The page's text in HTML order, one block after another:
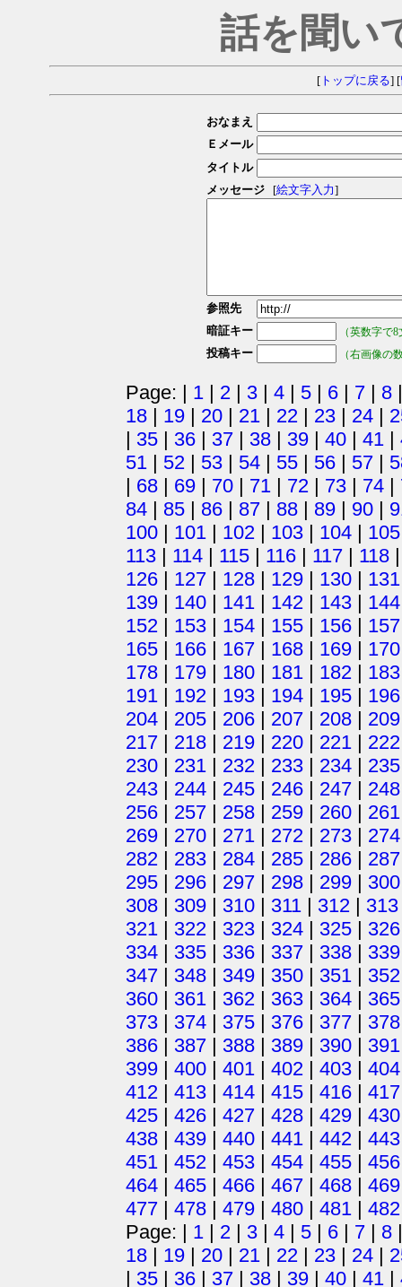
話を聞い
[トップに戻る] [
おなまえ
Ｅメール
タイトル
メッセージ
[絵文字入力]
参照先
暗証キー
（英数字で
投稿キー （右画像の
Page: | 1 | 2 | 3 | 4 | 5 | 6 | 7 | 8
18 | 19 | 20 | 21 | 22 | 23 | 24 |
| 35 | 36 | 37 | 38 | 39 | 40 | 41 |
51 | 52 | 53 | 54 | 55 | 56 | 57 |
| 68 | 69 | 70 | 71 | 72 | 73 | 74 |
84 | 85 | 86 | 87 | 88 | 89 | 90 |
100 | 101 | 102 | 103 | 104 | 105
113 | 114 | 115 | 116 | 117 | 118
126 | 127 | 128 | 129 | 130 | 131
139 | 140 | 141 | 142 | 143 | 144
152 | 153 | 154 | 155 | 156 | 157
165 | 166 | 167 | 168 | 169 | 170
178 | 179 | 180 | 181 | 182 | 183
191 | 192 | 193 | 194 | 195 | 196
204 | 205 | 206 | 207 | 208 | 209
217 | 218 | 219 | 220 | 221 | 222
230 | 231 | 232 | 233 | 234 | 235
243 | 244 | 245 | 246 | 247 | 248
256 | 257 | 258 | 259 | 260 | 261
269 | 270 | 271 | 272 | 273 | 274
282 | 283 | 284 | 285 | 286 | 287
295 | 296 | 297 | 298 | 299 | 300
308 | 309 | 310 | 311 | 312 | 313
321 | 322 | 323 | 324 | 325 | 326
334 | 335 | 336 | 337 | 338 | 339
347 | 348 | 349 | 350 | 351 | 352
360 | 361 | 362 | 363 | 364 | 365
373 | 374 | 375 | 376 | 377 | 378
386 | 387 | 388 | 389 | 390 | 391
399 | 400 | 401 | 402 | 403 | 404
412 | 413 | 414 | 415 | 416 | 417
425 | 426 | 427 | 428 | 429 | 430
438 | 439 | 440 | 441 | 442 | 443
451 | 452 | 453 | 454 | 455 | 456
464 | 465 | 466 | 467 | 468 | 469
477 | 478 | 479 | 480 | 481 | 482
Page: | 1 | 2 | 3 | 4 | 5 | 6 | 7 | 8
18 | 19 | 20 | 21 | 22 | 23 | 24 |
| 35 | 36 | 37 | 38 | 39 | 40 | 41 |